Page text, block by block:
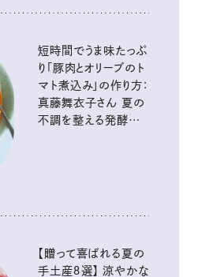
短時間でうま味たっぷ
り「豚肉とオリーブのト
マト煮込み」の作り方：
真藤舞衣子さん 夏の
不調を整える発酵レ
【贈って喜ばれる夏の
手土産８選】 涼やかな